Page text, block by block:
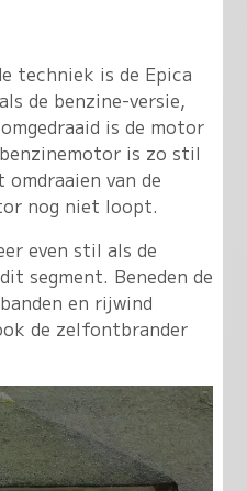
techniek is de Epica
de benzine-versie,
is de motor
is zo stil
van de
nog niet loopt.
even stil als de
segment. Beneden de
en rijwind
de zelfontbrander